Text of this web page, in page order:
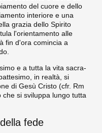
del cuore e dello
interiore e una
grazia dello Spirito
l'orientamento alle
fin d'ora comincia a
e a tutta la vita sacra­
in realtà, si
di Gesù Cristo (cfr. Rm
si sviluppa lungo tutta
fede